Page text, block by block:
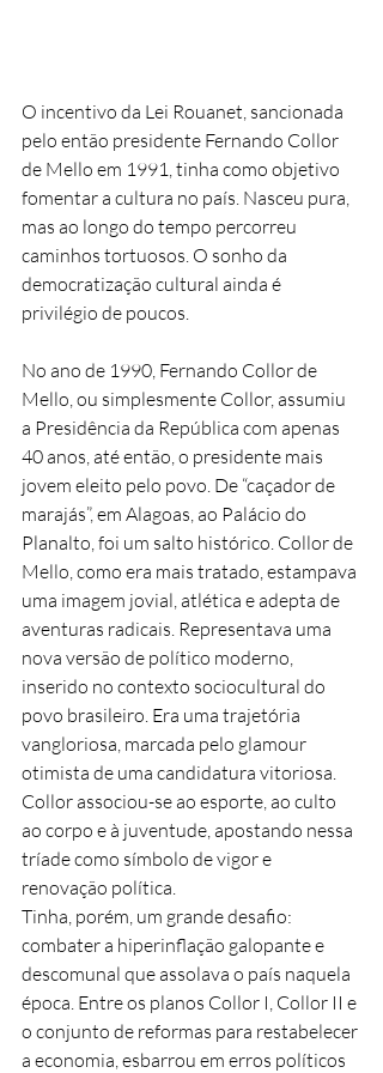
O incentivo da Lei Rouanet, sancionada
pelo então presidente Fernando Collor
de Mello em 1991, tinha como objetivo
fomentar a cultura no país. Nasceu pura,
mas ao longo do tempo percorreu
caminhos tortuosos. O sonho da
democratização cultural ainda é
privilégio de poucos.
No ano de 1990, Fernando Collor de
Mello, ou simplesmente Collor, assumiu
a Presidência da República com apenas
40 anos, até então, o presidente mais
jovem eleito pelo povo. De “caçador de
marajás”, em Alagoas, ao Palácio do
Planalto, foi um salto histórico. Collor de
Mello, como era mais tratado, estampava
uma imagem jovial, atlética e adepta de
aventuras radicais. Representava uma
nova versão de político moderno,
inserido no contexto sociocultural do
povo brasileiro. Era uma trajetória
vangloriosa, marcada pelo glamour
otimista de uma candidatura vitoriosa.
Collor associou-se ao esporte, ao culto
ao corpo e à juventude, apostando nessa
tríade como símbolo de vigor e
renovação política.
Tinha, porém, um grande desafio:
combater a hiperinflação galopante e
descomunal que assolava o país naquela
época. Entre os planos Collor I, Collor II e
o conjunto de reformas para restabelecer
a economia, esbarrou em erros políticos